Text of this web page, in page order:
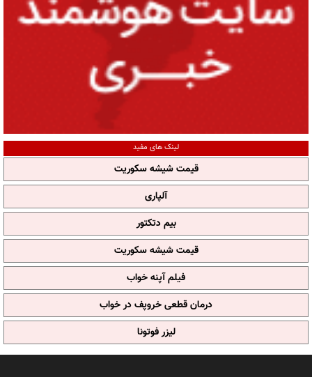
لینک های مفید
قیمت شیشه سکوریت
آلپاری
بیم دتکتور
قیمت شیشه سکوریت
فیلم آپنه خواب
درمان قطعی خروپف در خواب
لیزر فوتونا